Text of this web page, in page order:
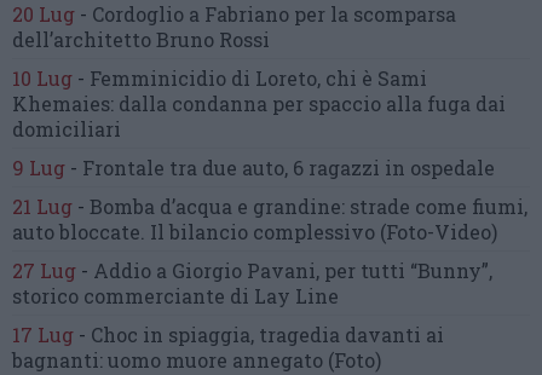
20 Lug - Cordoglio a Fabriano per la scomparsa
dell’architetto Bruno Rossi
10 Lug - Femminicidio di Loreto, chi è Sami
Khemaies: dalla condanna per spaccio alla fuga dai
domiciliari
9 Lug - Frontale tra due auto, 6 ragazzi in ospedale
21 Lug - Bomba d’acqua e grandine: strade come fiumi,
auto bloccate. Il bilancio complessivo (Foto-Video)
27 Lug - Addio a Giorgio Pavani, per tutti “Bunny”,
storico commerciante di Lay Line
17 Lug - Choc in spiaggia, tragedia davanti ai
bagnanti:uomo muore annegato (Foto)